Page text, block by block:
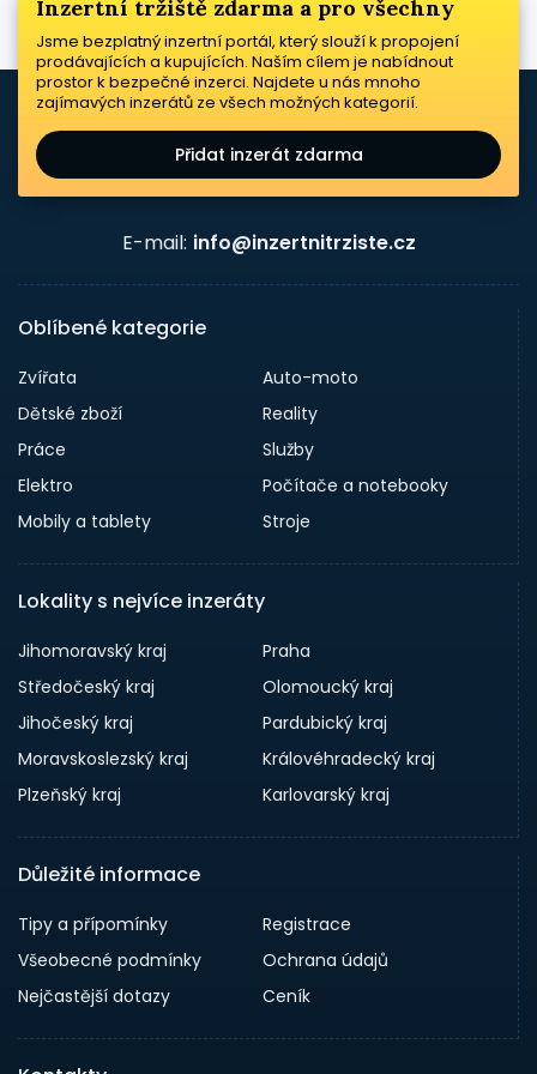
Inzertní tržiště zdarma a pro všechny
Jsme bezplatný inzertní portál, který slouží k propojení
prodávajících a kupujících. Naším cílem je nabídnout
prostor k bezpečné inzerci. Najdete u nás mnoho
zajímavých inzerátů ze všech možných kategorií.
Přidat inzerát zdarma
E-mail: info@inzertnitrziste.cz
Oblíbené kategorie
Zvířata
Auto-moto
Dětské zboží
Reality
Práce
Služby
Elektro
Počítače a notebooky
Mobily a tablety
Stroje
Lokality s nejvíce inzeráty
Jihomoravský kraj
Praha
Středočeský kraj
Olomoucký kraj
Jihočeský kraj
Pardubický kraj
Moravskoslezský kraj
Královéhradecký kraj
Plzeňský kraj
Karlovarský kraj
Důležité informace
Tipy a přípomínky
Registrace
Všeobecné podmínky
Ochrana údajů
Nejčastější dotazy
Ceník